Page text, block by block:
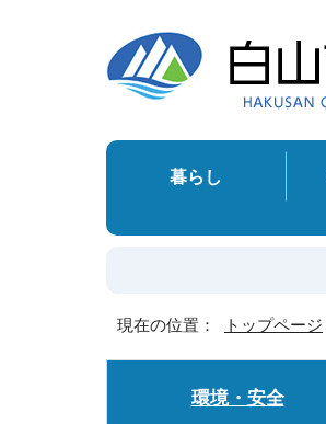
暮らし
現在の位置： トップページ
環境・安全